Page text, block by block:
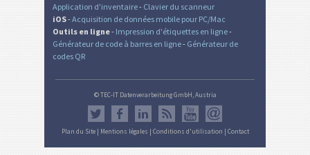
Application d'inventaire- Clavier du scanneur
iOS-Acquisition de données mobile pour PC/Mac
Outils en ligne- Impression d'étiquettes en ligne-
Générateur de code à barres en ligne- Générateur de
codes QR
© TEC-IT Datenverarbeitung GmbH, Austria
Plan du Site| Mentions légales | Conditions d'utilisation | Contact